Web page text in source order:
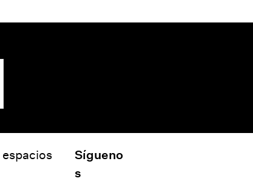
Sígueno
s